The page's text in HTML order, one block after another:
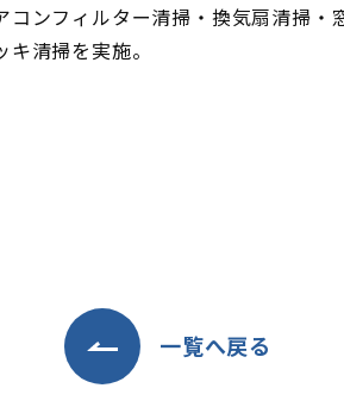
ンフィルター清掃・換気扇清掃・
清掃を実施。
一覧へ戻る